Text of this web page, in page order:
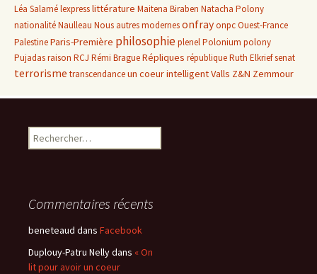
Léa Salamélexpresslittérature Maitena Biraben Natacha Polony
nationalitéNaulleau Nous autres modernesonfrayonpcOuest-France
PalestineParis-Première philosophieplenelPolonium polony
Pujadasraison RCJ Rémi BragueRépliques républiqueRuth Elkriefsenat
terrorisme transcendanceun coeur intelligentValls Z&N Zemmour
Rechercher :
Commentaires récents
beneteaud dans Facebook
Duplouy-Patru Nellydans « On
lit pour avoir un coeur